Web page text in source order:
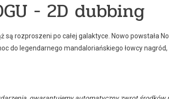
- 2D dubbing
rozproszeni po całej galaktyce. Nowo powstała
do legendarnego mandaloriańskiego łowcy nagród,